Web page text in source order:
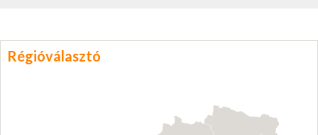
Régióválasztó